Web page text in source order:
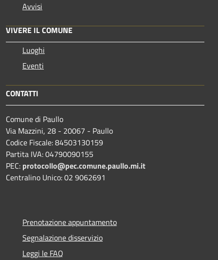
Avvisi
VIVERE IL COMUNE
Luoghi
Eventi
CONTATTI
Comune di Paullo
Via Mazzini, 28 - 20067 - Paullo
Codice Fiscale: 84503130159
Partita IVA: 04790090155
PEC: protocollo@pec.comune.paullo.mi.it
Centralino Unico: 02 9062691
Prenotazione appuntamento
Segnalazione disservizio
Leggi le FAQ